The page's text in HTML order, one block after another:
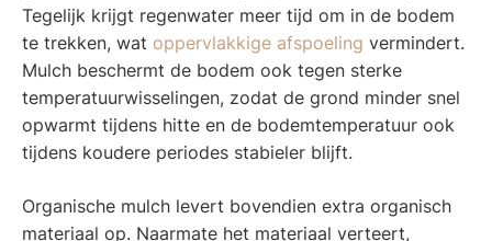
Tegelijk krijgt regenwater meer tijd om in de bodem
te trekken, wat oppervlakkige afspoeling vermindert.
Mulch beschermt de bodem ook tegen sterke
temperatuurwisselingen, zodat de grond minder snel
opwarmt tijdens hitte en de bodemtemperatuur ook
tijdens koudere periodes stabieler blijft.
Organische mulch levert bovendien extra organisch
materiaal op. Naarmate het materiaal verteert,